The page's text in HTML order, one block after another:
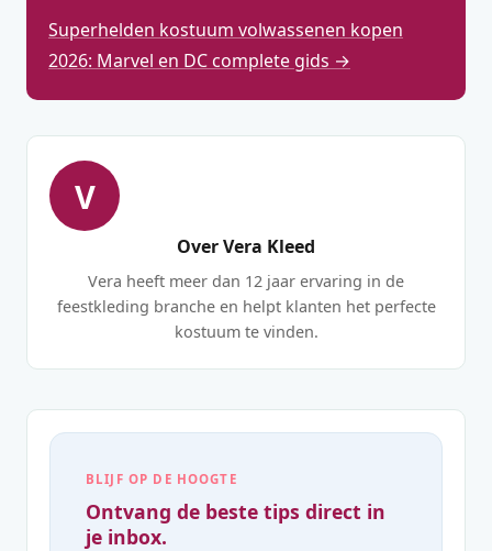
Superhelden kostuum volwassenen kopen
2026: Marvel en DC complete gids →
V
Over Vera Kleed
Vera heeft meer dan 12 jaar ervaring in de
feestkleding branche en helpt klanten het perfecte
kostuum te vinden.
BLIJF OP DE HOOGTE
Ontvang de beste tips direct in
je inbox.